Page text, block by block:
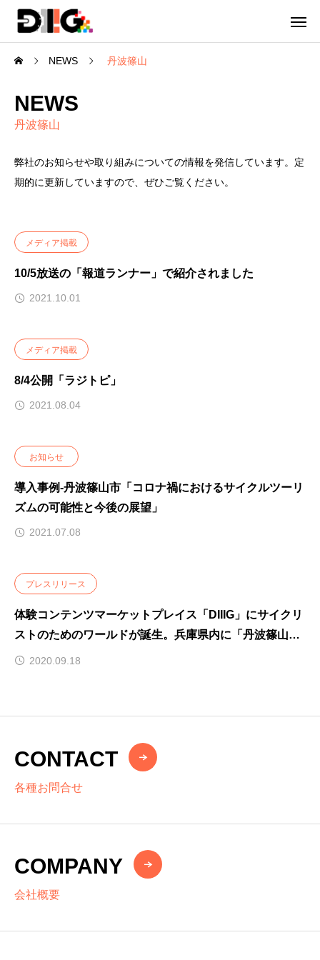
NEWS 丹波篠山
NEWS
丹波篠山
弊社のお知らせや取り組みについての情報を発信しています。定
期的に更新していますので、ぜひご覧ください。
メディア掲載
10/5放送の「報道ランナー」で紹介されました
2021.10.01
メディア掲載
8/4公開「ラジトピ」
2021.08.04
お知らせ
導入事例-丹波篠山市「コロナ禍におけるサイクルツーリ
ズムの可能性と今後の展望」
2021.07.08
プレスリリース
体験コンテンツマーケットプレイス「DIIIG」にサイクリ
ストのためのワールドが誕生。兵庫県内に「丹波篠山サ
イクリングワールド」・「サイクリングチャレンジ神
2020.09.18
CONTACT
各種お問合せ
COMPANY
会社概要